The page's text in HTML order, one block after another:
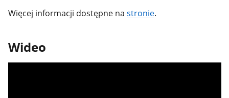
Więcej informacji dostępne nastronie.
Wideo